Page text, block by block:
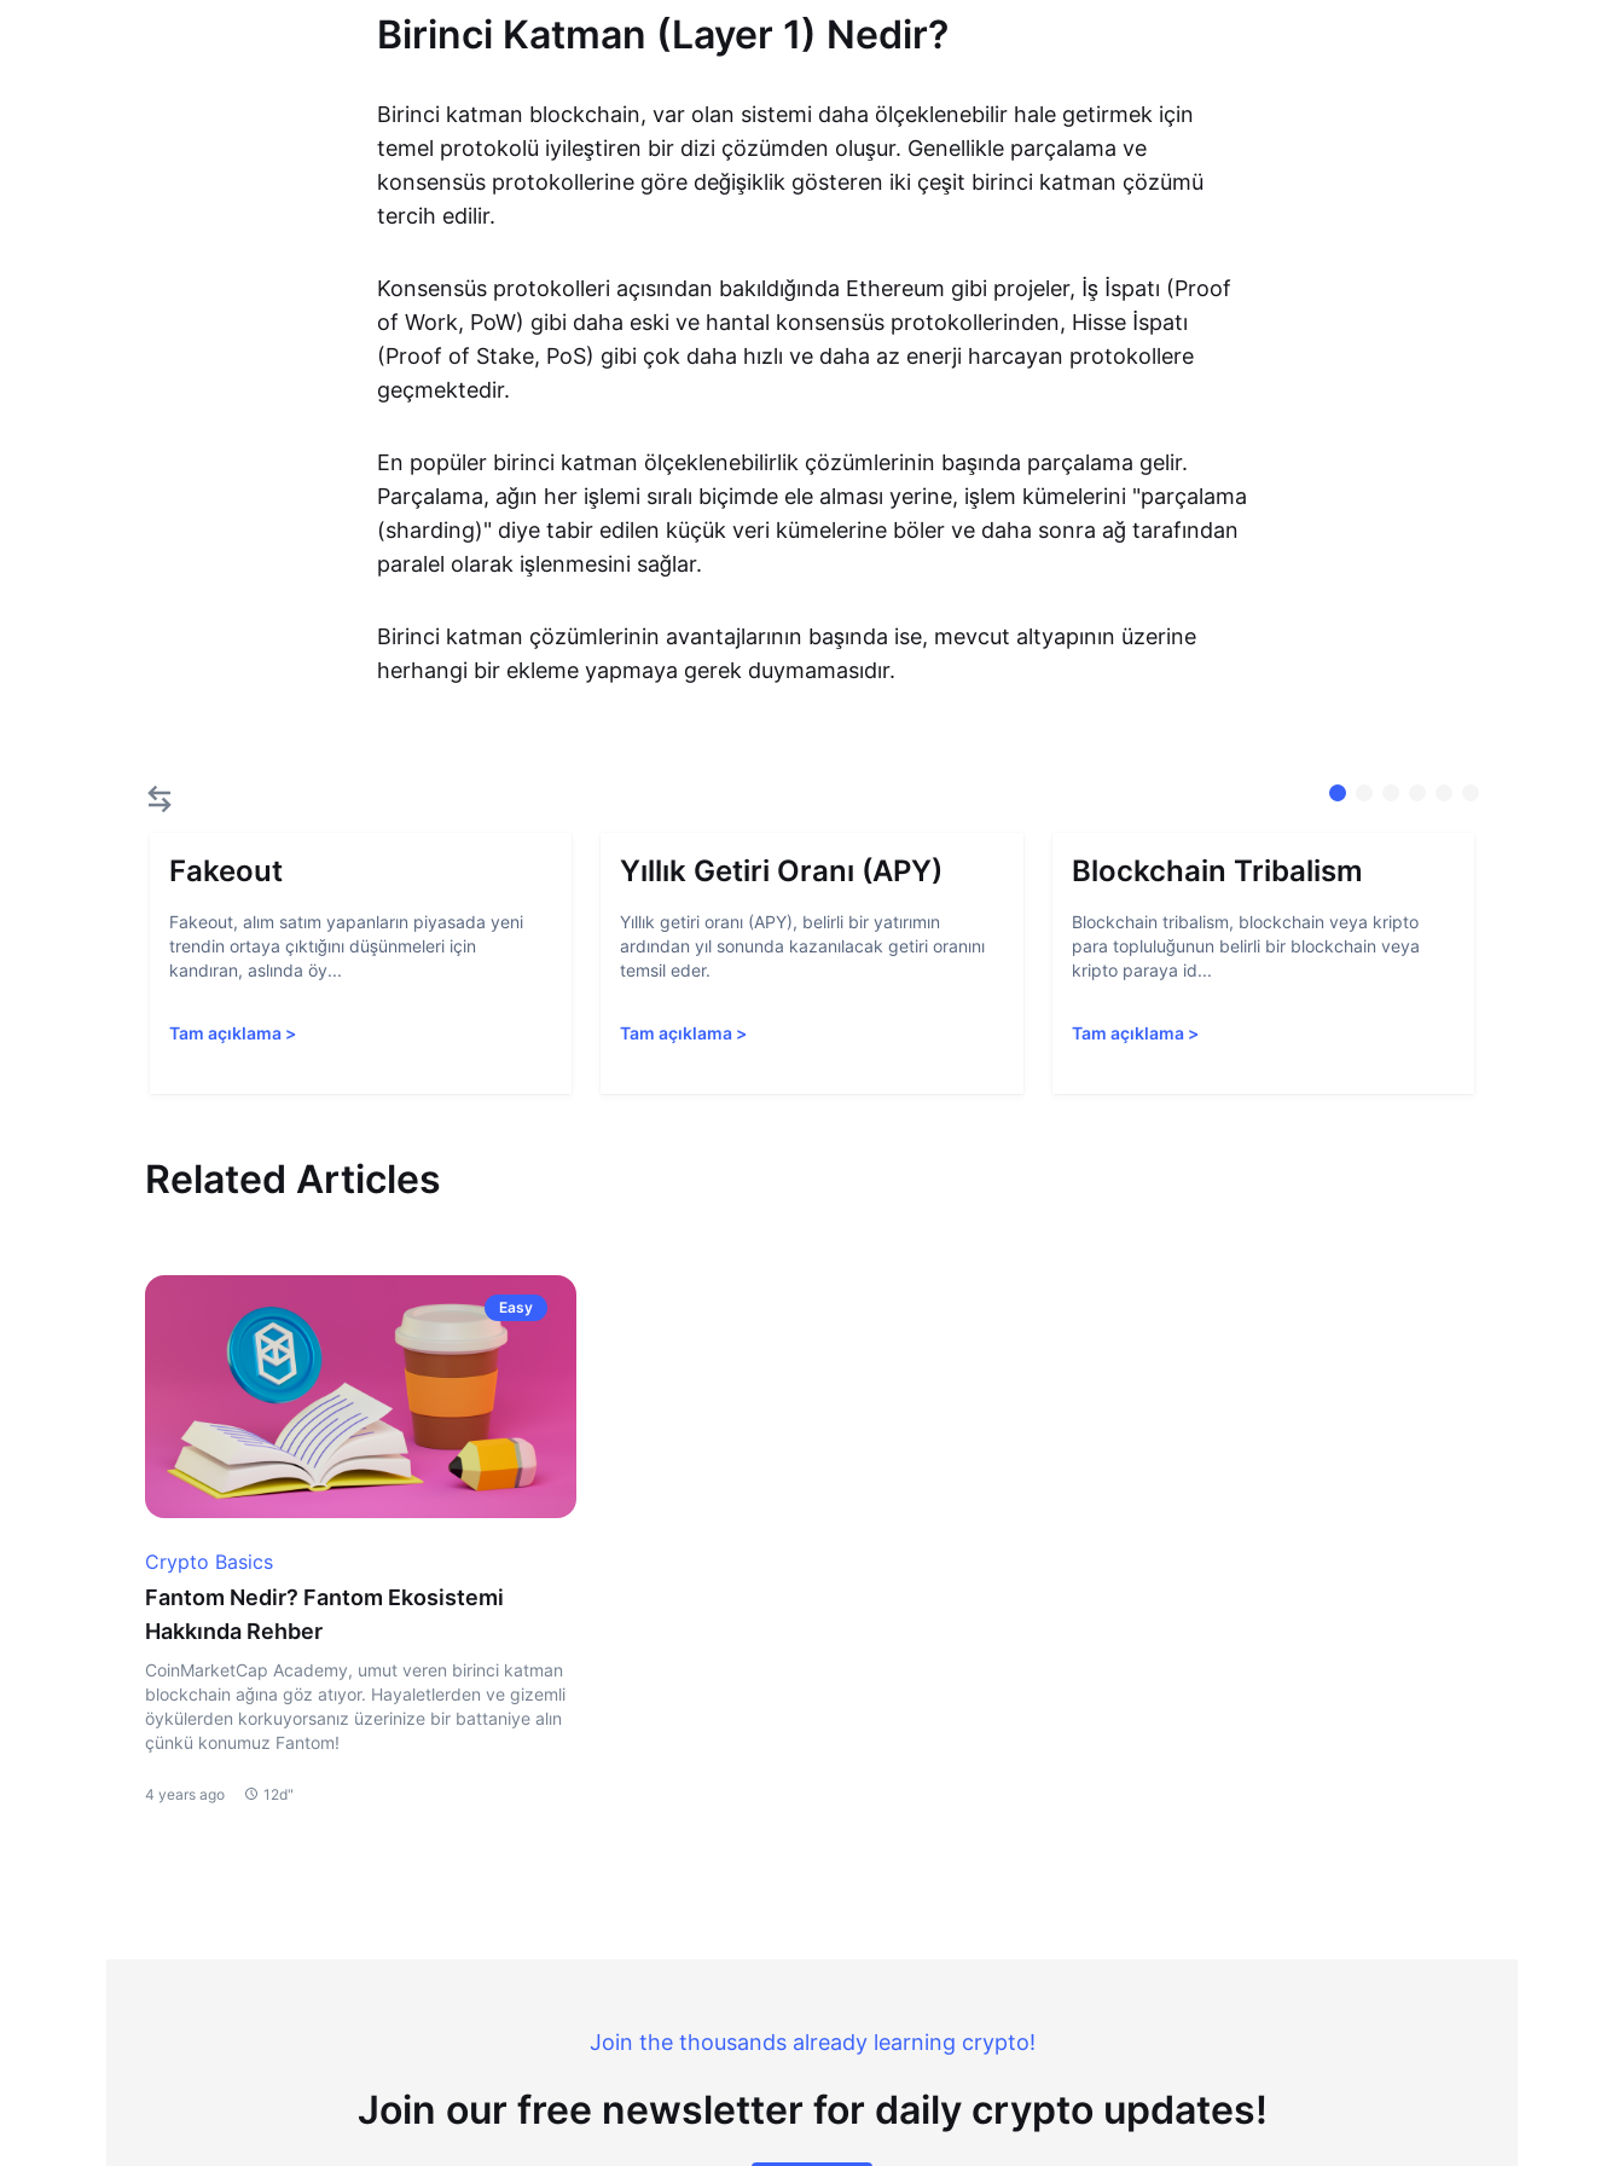
Birinci Katman (Layer 1) Nedir?
Birinci katman blockchain, var olan sistemi daha ölçeklenebilir hale getirmek için
temel protokolü iyileştiren bir dizi çözümden oluşur. Genellikle parçalama ve
konsensüs protokollerine göre değişiklik gösteren iki çeşit birinci katman çözümü
tercih edilir.
Konsensüs protokolleri açısından bakıldığında Ethereum gibi projeler, İş İspatı (Proof
of Work, PoW) gibi daha eski ve hantal konsensüs protokollerinden, Hisse İspatı
(Proof of Stake, PoS) gibi çok daha hızlı ve daha az enerji harcayan protokollere
geçmektedir.
En popüler birinci katman ölçeklenebilirlik çözümlerinin başında parçalama gelir.
Parçalama, ağın her işlemi sıralı biçimde ele alması yerine, işlem kümelerini "parçalama
(sharding)" diye tabir edilen küçük veri kümelerine böler ve daha sonra ağ tarafından
paralel olarak işlenmesini sağlar.
Birinci katman çözümlerinin avantajlarının başında ise, mevcut altyapının üzerine
herhangi bir ekleme yapmaya gerek duymamasıdır.
Fakeout
Fakeout, alım satım yapanların piyasada yeni
trendin ortaya çıktığını düşünmeleri için
kandıran, aslında öy...
Tam açıklama >
Yıllık Getiri Oranı (APY)
Yıllık getiri oranı (APY), belirli bir yatırımın
ardından yıl sonunda kazanılacak getiri oranını
temsil eder.
Tam açıklama >
Blockchain Tribalism
Blockchain tribalism, blockchain veya kripto
para topluluğunun belirli bir blockchain veya
kripto paraya id...
Tam açıklama>
Related Articles
Easy
Crypto Basics
Fantom Nedir? Fantom Ekosistemi
Hakkında Rehber
CoinMarketCap Academy, umut veren birinci katman
blockchain ağına göz atıyor. Hayaletlerden ve gizemli
öykülerden korkuyorsanız üzerinize bir battaniye alın
çünkü konumuz Fantom!
4 years ago 12d"
Join the thousands already learning crypto!
Join our free newsletter for daily crypto updates!